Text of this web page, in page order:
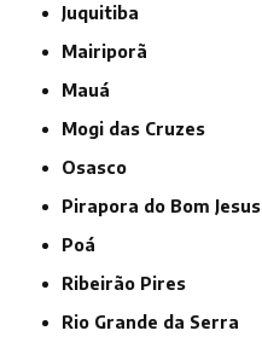
Juquitiba
Mairiporã
Mauá
Mogi das Cruzes
Osasco
Pirapora do Bom Jesus
Poá
Ribeirão Pires
Rio Grande da Serra